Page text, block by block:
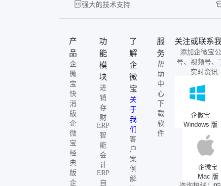
强大的技术支持
产
品
企
微
宝
快
消
版
企
微
宝
经
典
版
企
功
能
模
块
进
销
存
财
ERP
智
能
会
计
ERP
自
了
解
企
微
宝
关
于
我
们
客
户
案
例
解
服
务
帮
助
中
心
下
载
软
件
关注或联系
添加企微宝
号、视频号、
实时资讯
企微宝
Windows 版
企微宝
Mac 版